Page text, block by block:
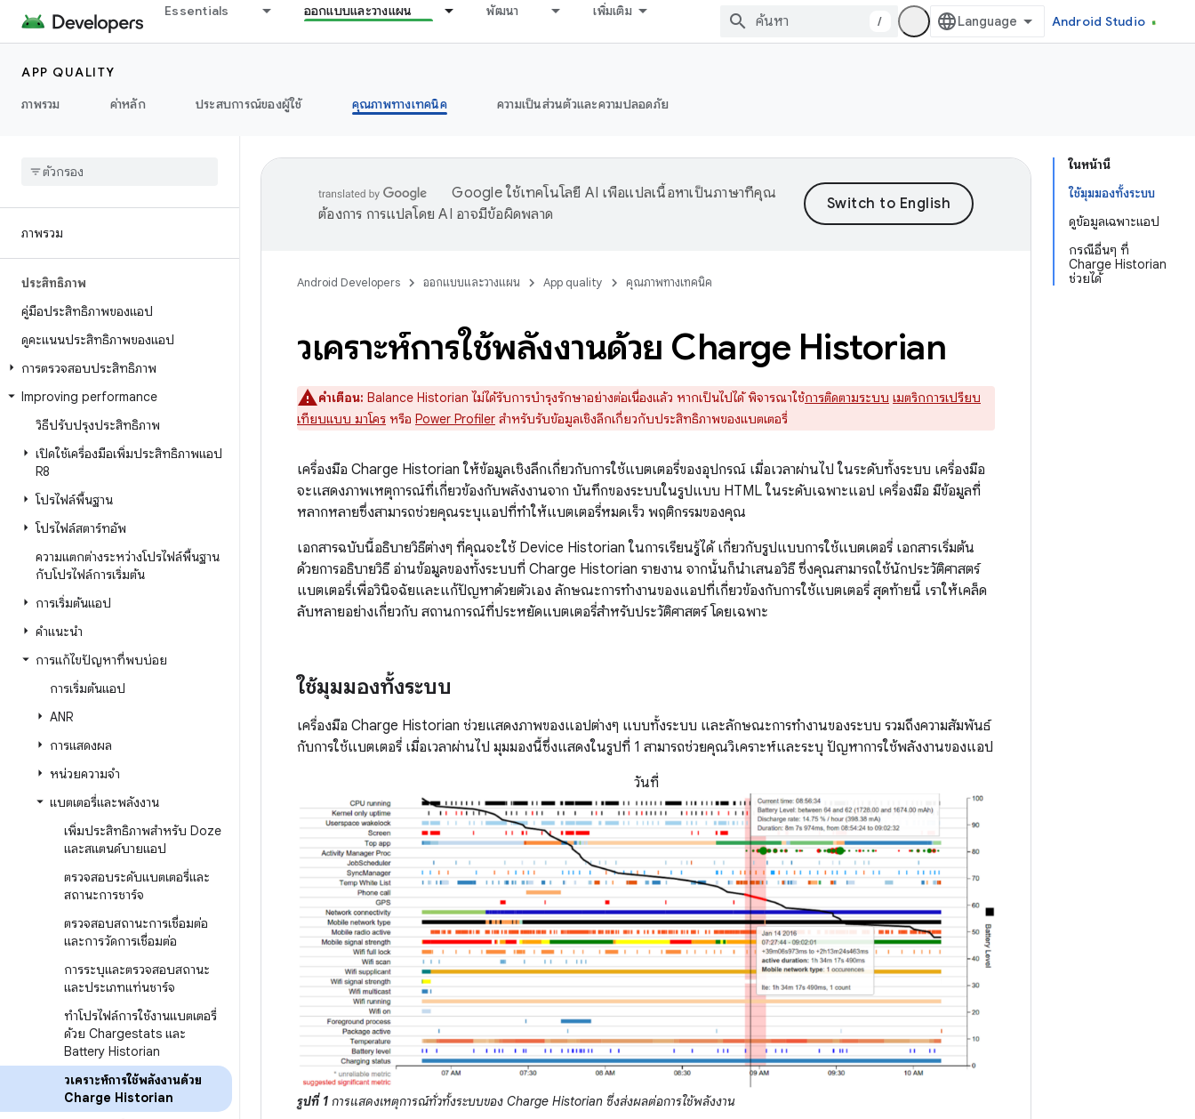
Essentials ออกแบบและวางแผน พัฒนา เพิ่มเติม
/ Android Studio
APP QUALITY
ภาพรวม
ค่าหลัก ประสบการณ์ของผู้ใช้ คุณภาพทางเทคนิค ความเป็นส่วนตัวและความปลอดภัย
ภาพรวม
ประสิทธิภาพ
คู่มือประสิทธิภาพของแอป
ดูคะแนนประสิทธิภาพของแอป
การตรวจสอบประสิทธิภาพ
Improving performance
วิธีปรับปรุงประสิทธิภาพ
เปิดใช้เครื่องมือเพิ่มประสิทธิภาพแอป
R8
โปรไฟล์พื้นฐาน
โปรไฟล์สตาร์ทอัพ
ความแตกต่างระหว่างโปรไฟล์พื้นฐาน
กับโปรไฟล์การเริ่มต้น
การเริ่มต้นแอป
คำแนะนำ
การแก้ไขปัญหาที่พบบ่อย
การเริ่มต้นแอป
ANR
การแสดงผล
หน่วยความจำ
แบตเตอรี่และพลังงาน
เพิ่มประสิทธิภาพสำหรับ Doze
และสแตนด์บายแอป
ตรวจสอบระดับแบตเตอรี่และ
สถานะการชาร์จ
ตรวจสอบสถานะการเชื่อมต่อ
และการวัดการเชื่อมต่อ
การระบุและตรวจสอบสถานะ
และประเภทแท่นชาร์จ
ทำโปรไฟล์การใช้งานแบตเตอรี่
ด้วย Chargestats และ
Battery Historian
วิเคราะห์การใช้พลังงานด้วย
Charge Historian
ในหน้านี้
ใช้มุมมองทั้งระบบ
ดูข้อมูลเฉพาะแอป
กรณีอื่นๆ ที่
Charge Historian
ช่วยได้
Google ใช้เทคโนโลยี AI เพื่อแปลเนื้อหาเป็นภาษาที่คุณ
ต้องการ การแปลโดย AI อาจมีข้อผิดพลาด
Android Developers ออกแบบและวางแผน App quality คุณภาพทางเทคนิค
วิเคราะห์การใช้พลังงานด้วย Charge Historian
คำเตือน: Balance Historian ไม่ได้รับการบำรุงรักษาอย่างต่อเนื่องแล้ว หากเป็นไปได้ พิจารณาใช้การติดตามระบบ เมตริกการเปรียบ
เทียบแบบ มาโคร หรือ Power Profiler สำหรับรับข้อมูลเชิงลึกเกี่ยวกับประสิทธิภาพของแบตเตอรี่
เครื่องมือ Charge Historian ให้ข้อมูลเชิงลึกเกี่ยวกับการใช้แบตเตอรี่ของอุปกรณ์ เมื่อเวลาผ่านไป ในระดับทั้งระบบ เครื่องมือ
จะแสดงภาพเหตุการณ์ที่เกี่ยวข้องกับพลังงานจาก บันทึกของระบบในรูปแบบ HTML ในระดับเฉพาะแอป เครื่องมือ มีข้อมูลที่
หลากหลายซึ่งสามารถช่วยคุณระบุแอปที่ทำให้แบตเตอรี่หมดเร็ว พฤติกรรมของคุณ
เอกสารฉบับนี้อธิบายวิธีต่างๆ ที่คุณจะใช้ Device Historian ในการเรียนรู้ได้ เกี่ยวกับรูปแบบการใช้แบตเตอรี่ เอกสารเริ่มต้น
ด้วยการอธิบายวิธี อ่านข้อมูลของทั้งระบบที่ Charge Historian รายงาน จากนั้นก็นำเสนอวิธี ซึ่งคุณสามารถใช้นักประวัติศาสตร์
แบตเตอรี่เพื่อวินิจฉัยและแก้ปัญหาด้วยตัวเอง ลักษณะการทำงานของแอปที่เกี่ยวข้องกับการใช้แบตเตอรี่ สุดท้ายนี้ เราให้เคล็ด
ลับหลายอย่างเกี่ยวกับ สถานการณ์ที่ประหยัดแบตเตอรี่สำหรับประวัติศาสตร์ โดยเฉพาะ
ใช้มุมมองทั้งระบบ
เครื่องมือ Charge Historian ช่วยแสดงภาพของแอปต่างๆ แบบทั้งระบบ และลักษณะการทำงานของระบบ รวมถึงความสัมพันธ์
กับการใช้แบตเตอรี่ เมื่อเวลาผ่านไป มุมมองนี้ซึ่งแสดงในรูปที่ 1 สามารถช่วยคุณวิเคราะห์และระบุ ปัญหาการใช้พลังงานของแอป
วันที่
รูปที่ 1 การแสดงเหตุการณ์ทั่วทั้งระบบของ Charge Historian ซึ่งส่งผลต่อการใช้พลังงาน